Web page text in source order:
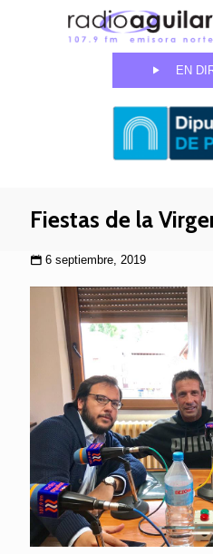
EN
Fiestas de la
6 septiembre, 2019